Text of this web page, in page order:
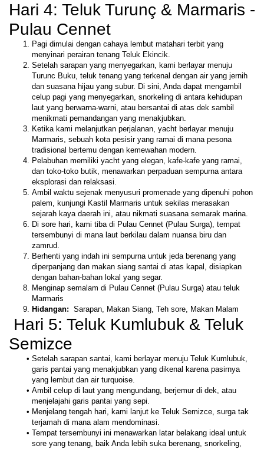
Hari 4: Teluk Turunç & Marmaris -
Pulau Cennet
Pagi dimulai dengan cahaya lembut matahari terbit yang
menyinari perairan tenang Teluk Ekincik.
Setelah sarapan yang menyegarkan, kami berlayar menuju
Turunc Buku, teluk tenang yang terkenal dengan air yang jernih
dan suasana hijau yang subur. Di sini, Anda dapat mengambil
celup pagi yang menyegarkan, snorkeling di antara kehidupan
laut yang berwarna-warni, atau bersantai di atas dek sambil
menikmati pemandangan yang menakjubkan.
Ketika kami melanjutkan perjalanan, yacht berlayar menuju
Marmaris, sebuah kota pesisir yang ramai di mana pesona
tradisional bertemu dengan kemewahan modern.
Pelabuhan memiliki yacht yang elegan, kafe-kafe yang ramai,
dan toko-toko butik, menawarkan perpaduan sempurna antara
eksplorasi dan relaksasi.
Ambil waktu sejenak menyusuri promenade yang dipenuhi pohon
palem, kunjungi Kastil Marmaris untuk sekilas merasakan
sejarah kaya daerah ini, atau nikmati suasana semarak marina.
Di sore hari, kami tiba di Pulau Cennet (Pulau Surga), tempat
tersembunyi di mana laut berkilau dalam nuansa biru dan
zamrud.
Berhenti yang indah ini sempurna untuk jeda berenang yang
diperpanjang dan makan siang santai di atas kapal, disiapkan
dengan bahan-bahan lokal yang segar.
Menginap semalam di Pulau Cennet (Pulau Surga) atau teluk
Marmaris
Hidangan: Sarapan, Makan Siang, Teh sore, Makan Malam
Semizce
Setelah sarapan santai, kami berlayar menuju Teluk Kumlubuk,
garis pantai yang menakjubkan yang dikenal karena pasirnya
yang lembut dan air turquoise.
Ambil celup di laut yang mengundang, berjemur di dek, atau
menjelajahi garis pantai yang sepi.
Menjelang tengah hari, kami lanjut ke Teluk Semizce, surga tak
terjamah di mana alam mendominasi.
Tempat tersembunyi ini menawarkan latar belakang ideal untuk
sore yang tenang, baik Anda lebih suka berenang, snorkeling,